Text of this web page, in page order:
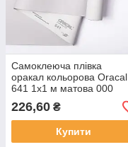
Самоклеюча плівка
оракал кольорова Oracal
641 1x1 м матова 000
прозорий
226,60 ₴
Купити